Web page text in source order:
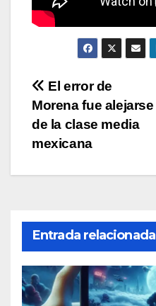
Navegación
de
entradas
El error de
Morena fue alejarse
de la clase media
mexicana
Entrada relacionada